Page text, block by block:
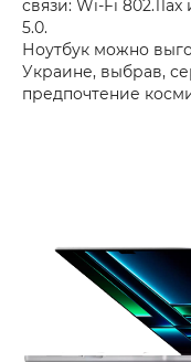
связи: Wi-Fi
5.0.
Ноутбук можно
Украине, выбрав,
предпочтение